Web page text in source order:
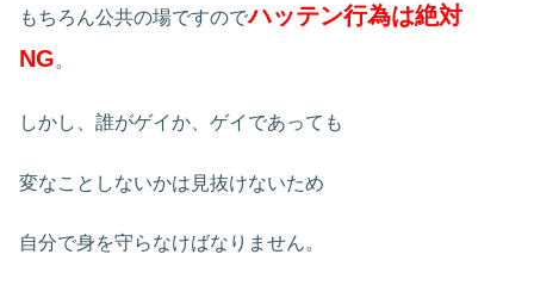
もちろん公共の場ですのでハッテン行為は絶対
NG。
しかし、誰がゲイか、ゲイであっても
変なことしないかは見抜けないため
自分で身を守らなけばなりません。